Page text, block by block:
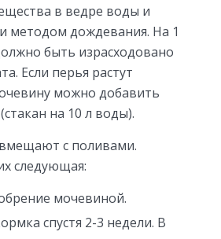
в ведре воды и
методом дождевания. На 1
быть израсходовано
Если перья растут
можно добавить
на 10 л воды).
с поливами.
следующая:
мочевиной.
спустя 2-3 недели. В